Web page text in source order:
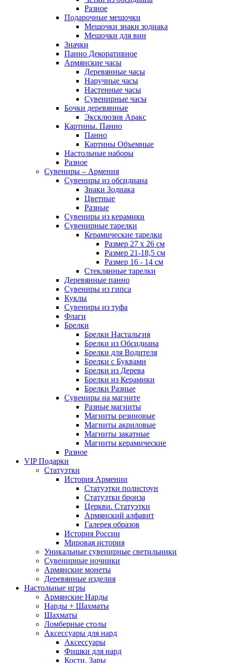
Разное
Подарочные мешочки
Мешочки знаки зодиака
Мешочки для вин
Значки
Панно Декоративное
Армянские часы
Деревянные часы
Наручные часы
Настенные часы
Сувенирные часы
Бочки деревянные
Эксклюзив Аракс
Картины. Панно
Панно
Картины Объемные
Настольные наборы
Разное
Сувениры – Армения
Сувениры из обсидиана
Знаки Зодиака
Цветные
Разные
Сувениры из керамики
Сувенирные тарелки
Керамические тарелки
Размер 27 х 26 см
Размер 21-18,5 см
Размер 16 - 14 см
Стеклянные тарелки
Деревянные панно
Сувениры из гипса
Куклы
Сувениры из туфа
Флаги
Брелки
Брелки Настальгия
Брелки из Обсидиана
Брелки для Водителя
Брелки с Буквами
Брелки из Дерева
Брелки из Керамики
Брелки Разные
Сувениры на магните
Разные магниты
Магниты резиновые
Магниты акриловые
Магниты закатные
Магниты керамические
Разное
VIP Подарки
Статуэтки
История Армении
Статуэтки полистоун
Статуэтки бронза
Церкви. Статуэтки
Армянский алфавит
Галерея образов
История России
Мировая история
Уникальные сувенирные светильники
Сувенирные ночники
Армянские монеты
Деревянные изделия
Настольные игры
Армянские Нарды
Нарды + Шахматы
Шахматы
Ломберные столы
Аксессуары для нард
Аксессуары
Фишки для нард
Кости. Зары